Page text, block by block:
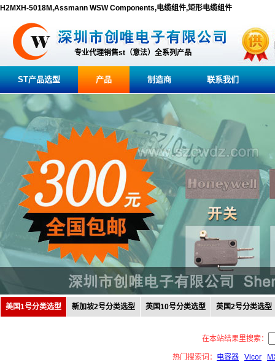
H2MXH-5018M,Assmann WSW Components,电缆组件,矩形电缆组件
专业代理销售st（意法）全系列产品
ST产品选型 产品 制造商 联系我们
美国1号分类选型 新加坡2号分类选型 英国10号分类选型 英国2号分类选型
在本站结果里搜索：
热门搜索词： 电容器 Vicor